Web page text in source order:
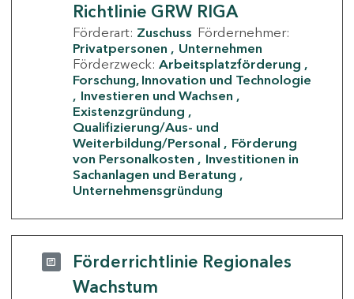
Richtlinie GRW RIGA
Förderart: Zuschuss Fördernehmer:
Privatpersonen
Unternehmen
Förderzweck: Arbeitsplatzförderung
Forschung, Innovation und Technologie
Investieren und Wachsen
Existenzgründung
Qualifizierung/Aus- und
Weiterbildung/Personal
Förderung
von Personalkosten
Investitionen in
Sachanlagen und Beratung
Unternehmensgründung
Förderrichtlinie Regionales
Wachstum